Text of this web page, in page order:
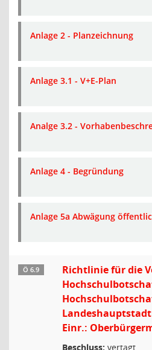
Anlage 2 - Planzeichnung
Anlage 3.1 - V+E-Plan
Analge 3.2 -
Anlage 4 - Begründung
Anlage 5a Abwägung
Ö 6.9
Richtlinie für die
Einr.:
Beschluss: vertagt